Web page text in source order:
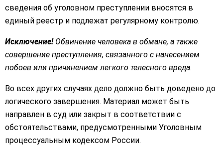
сведения об уголовном преступлении вносятся в
единый реестр и подлежат регулярному контролю.
Исключение! Обвинение человека в обмане, а также
совершение преступления, связанного с нанесением
побоев или причинением легкого телесного вреда.
Во всех других случаях дело должно быть доведено до
логического завершения. Материал может быть
направлен в суд или закрыт в соответствии с
обстоятельствами, предусмотренными Уголовным
процессуальным кодексом России.